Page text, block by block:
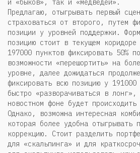
и «быков», так и «медведей».
Предлагаю, отыгрывать первый
страховаться от второго, путем
позиции у уровней поддержки.
позицию стоит в текущем
197000 пунктов фиксировать 50%
возможности «перешортить» на
уровне, далее дожидаться
фиксировать всю позицию у
быстро «разворачиваться в
новостном фоне будет происходить
Однако, возможна интересная
которая более удобна отыгрывать
коррекцию. Стоит разделить
для «скальпинга» и для